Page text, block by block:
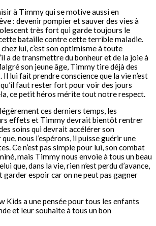
à Timmy qui se motive aussi en
: devenir pompier et sauver des vies à
très fort qui garde toujours le
bataille contre cette terrible maladie.
lui, c’est son optimisme à toute
a de transmettre du bonheur et de la joie à
son jeune âge, Timmy tire déjà des
Il lui fait prendre conscience que la vie n’est
faut rester fort pour voir des jours
ce petit héros mérite tout notre respect.
ces derniers temps, les
effets et Timmy devrait bientôt rentrer
soins qui devrait accélérer son
nous l’espérons, il puisse guérir une
Ce n’est pas simple pour lui, son combat
mais Timmy nous envoie à tous un beau
que, dans la vie, rien n’est perdu d’avance,
garder espoir car on ne peut pas gagner
Kids a une pensée pour tous les enfants
et leur souhaite à tous un bon